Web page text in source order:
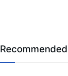
Recommended